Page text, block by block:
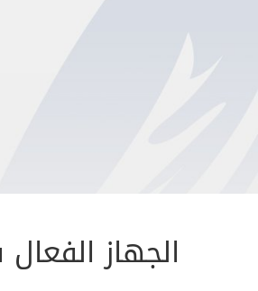
الجهاز